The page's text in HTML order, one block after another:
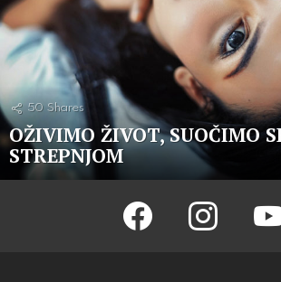
50 Shares
OŽIVIMO ŽIVOT, SUOČIMO
STREPNJOM
facebook instagram